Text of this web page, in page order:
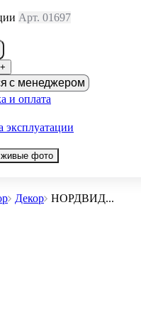
Арт. 01697
+
с менеджером
и оплата
эксплуатации
живые фото
Декор НОРДВИД...